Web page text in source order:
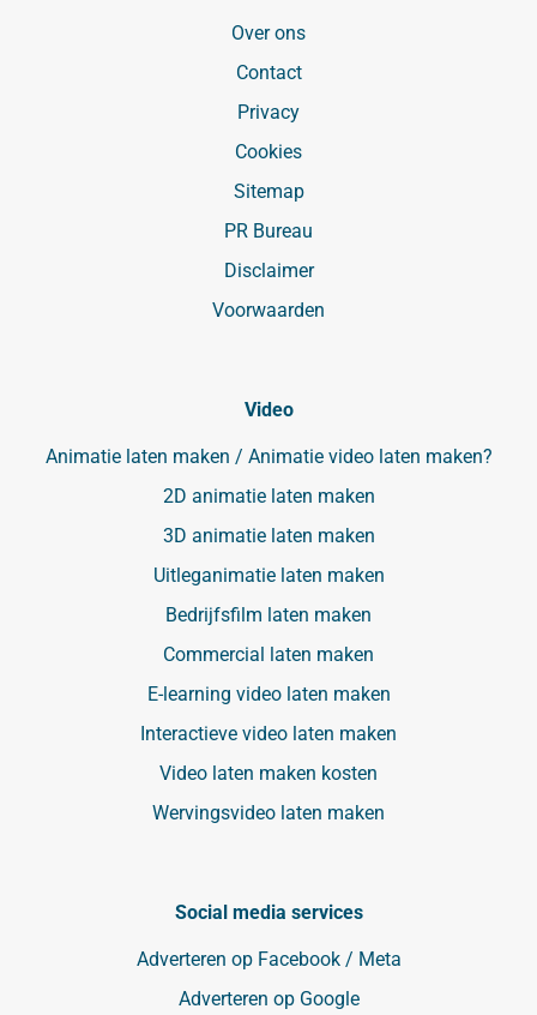
Over ons
Contact
Privacy
Cookies
Sitemap
PR Bureau
Disclaimer
Voorwaarden
Video
Animatie laten maken / Animatie video laten maken?
2D animatie laten maken
3D animatie laten maken
Uitleganimatie laten maken
Bedrijfsfilm laten maken
Commercial laten maken
E-learning video laten maken
Interactieve video laten maken
Video laten maken kosten
Wervingsvideo laten maken
Social media services
Adverteren op Facebook / Meta
Adverteren op Google